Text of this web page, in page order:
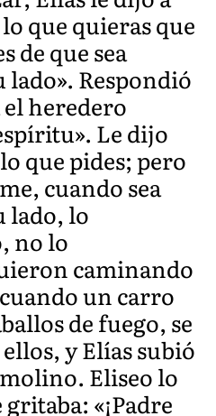
que quieras que
de que sea
lado». Respondió
el heredero
Le dijo
que pides; pero
cuando sea
lado, lo
no lo
caminando
un carro
de fuego, se
y Elías subió
Eliseo lo
«¡Padre